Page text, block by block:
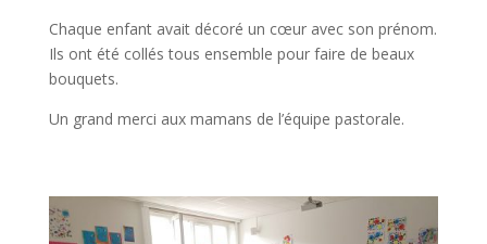
Chaque enfant avait décoré un cœur avec son prénom.
Ils ont été collés tous ensemble pour faire de beaux
bouquets.
Un grand merci aux mamans de l’équipe pastorale.